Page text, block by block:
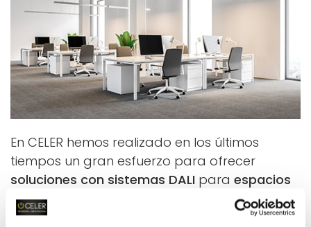
En CELER hemos realizado en los últimos
tiempos un gran esfuerzo para ofrecer
soluciones con sistemas DALI para espacios
de trabajo
Paneles LED para techos
modulares
que proporcionan un gran confort